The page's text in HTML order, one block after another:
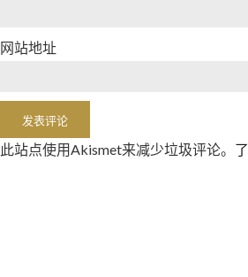
网站地址
此站点使用Akismet来减少垃圾评论。